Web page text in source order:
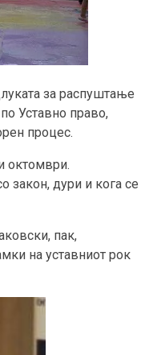
за распуштање
Уставно право,
процес.
октомври.
закон, дури и кога се
пак,
на уставниот рок